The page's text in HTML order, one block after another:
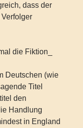
dass der
die Fiktion_
Deutschen (wie
Titel
den
Handlung
in England